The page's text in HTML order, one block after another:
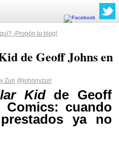
¡Propón tu blog!
de Geoff Johns en
Zuri @johnnyzuri
Kidde Geoff
cuando
ya no